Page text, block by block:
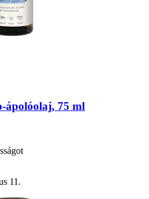
​ápolóolaj, 75 ml
11.